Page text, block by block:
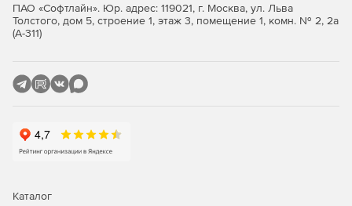
ПАО «Софтлайн». Юр. адрес: 119021, г. Москва, ул. Льва
Толстого, дом 5, строение 1, этаж 3, помещение 1, комн. № 2, 2а
(А-311)
Каталог